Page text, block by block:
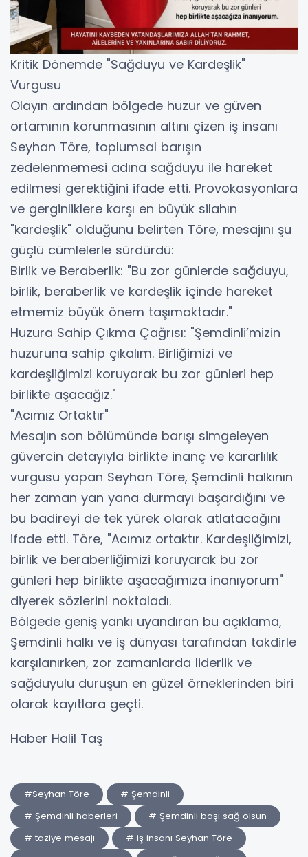
​Kritik Dönemde "Sağduyu ve Kardeşlik"
Vurgusu
​Olayın ardından bölgede huzur ve güven
ortamının korunmasının altını çizen iş insanı
Seyhan Töre, toplumsal barışın
zedelenmemesi adına sağduyu ile hareket
edilmesi gerektiğini ifade etti. Provokasyonlara
ve gerginliklere karşı en büyük silahın
"kardeşlik" olduğunu belirten Töre, mesajını şu
güçlü cümlelerle sürdürdü:
​Birlik ve Beraberlik: "Bu zor günlerde sağduyu,
birlik, beraberlik ve kardeşlik içinde hareket
etmemiz büyük önem taşımaktadır."
​Huzura Sahip Çıkma Çağrısı: "Şemdinli’mizin
huzuruna sahip çıkalım. Birliğimizi ve
kardeşliğimizi koruyarak bu zor günleri hep
birlikte aşacağız."
​"Acımız Ortaktır"
​Mesajın son bölümünde barışı simgeleyen
güvercin detayıyla birlikte inanç ve kararlılık
vurgusu yapan Seyhan Töre, Şemdinli halkının
her zaman yan yana durmayı başardığını ve
bu badireyi de tek yürek olarak atlatacağını
ifade etti. Töre, "Acımız ortaktır. Kardeşliğimizi,
birlik ve beraberliğimizi koruyarak bu zor
günleri hep birlikte aşacağımıza inanıyorum"
diyerek sözlerini noktaladı.
​Bölgede geniş yankı uyandıran bu açıklama,
Şemdinli halkı ve iş dünyası tarafından takdirle
karşılanırken, zor zamanlarda liderlik ve
sağduyulu duruşun en güzel örneklerinden biri
olarak kayıtlara geçti.
Haber Halil Taş
#Seyhan Töre
# Şemdinli
# Şemdinli haberleri
# Şemdinli başı sağ olsun
# taziye mesajı
# iş insanı Seyhan Töre